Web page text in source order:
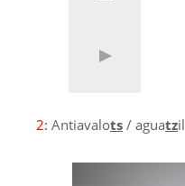
2: Antiavalots / aguatzil